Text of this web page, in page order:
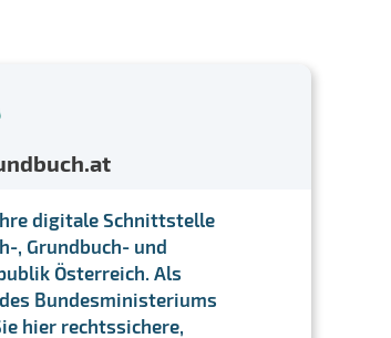
digitale Schnittstelle
, Grundbuch- und
Österreich. Als
Bundesministeriums
hier rechtssichere,